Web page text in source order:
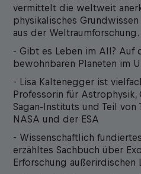
vermittelt die weltweit
physikalisches
aus der Weltraumforschung.
- Gibt es Leben im All? Auf
bewohnbaren Planeten im
- Lisa Kaltenegger ist
Professorin für Astrophysik,
Sagan-Instituts und Teil von
NASA und der ESA
- Wissenschaftlich
erzähltes Sachbuch über
Erforschung außerirdischen